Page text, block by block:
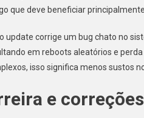
que deve beneficiar
update corrige um bug chato no
em reboots aleatórios e
isso significa menos sustos
e